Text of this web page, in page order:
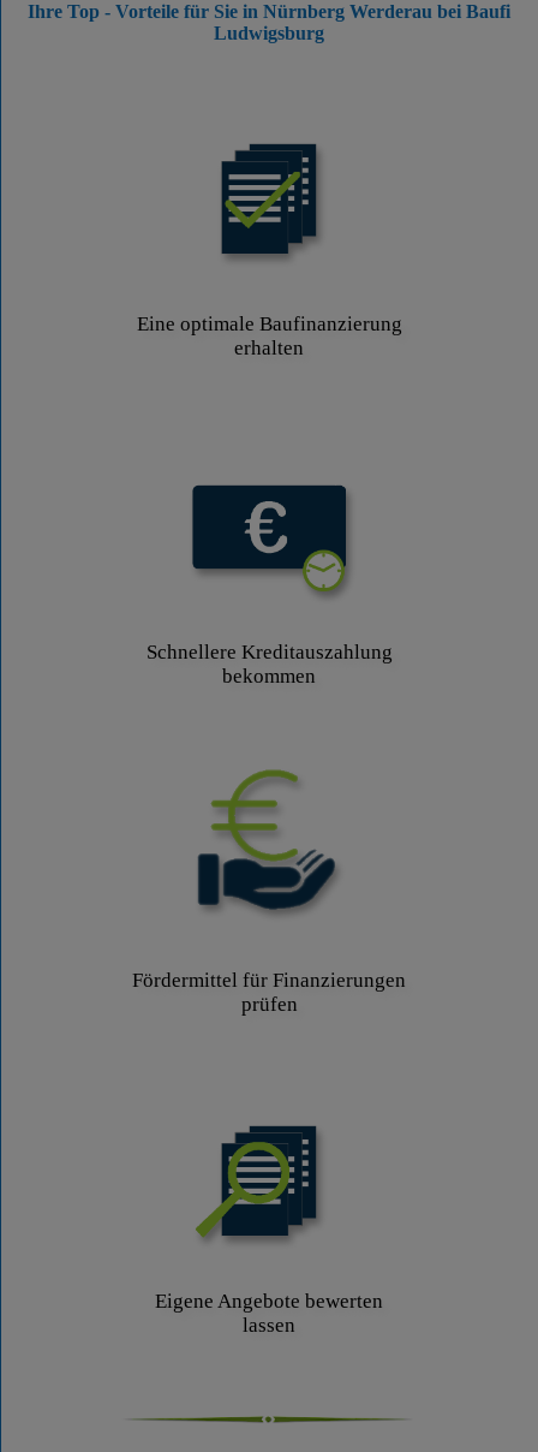
Ihre Top - Vorteile für Sie in Nürnberg Werderau bei Baufi
Ludwigsburg
Eine optimale Baufinanzierung
erhalten
Schnellere Kreditauszahlung
bekommen
Fördermittel für Finanzierungen
prüfen
Eigene Angebote bewerten
lassen